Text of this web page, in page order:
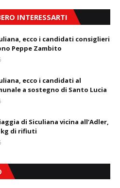
INTERESSARTI
ecco i candidati consiglieri
Peppe Zambito
ecco i candidati al
a sostegno di Santo Lucia
di Siculiana vicina all’Adler,
kg di rifiuti